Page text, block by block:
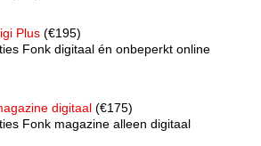
Plus (€195)
Fonk digitaal én onbeperkt online
digitaal (€175)
Fonk magazine alleen digitaal